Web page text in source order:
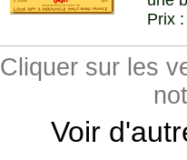
Prix
Cliquer sur les
Voir